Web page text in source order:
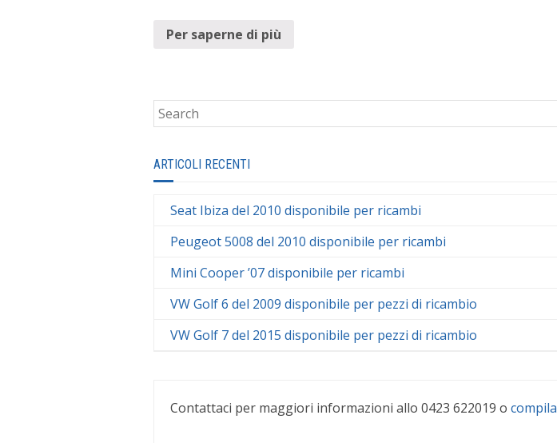
Per saperne di più
ARTICOLI RECENTI
Seat Ibiza del 2010 disponibile per ricambi
Peugeot 5008 del 2010 disponibile per ricambi
Mini Cooper ’07 disponibile per ricambi
VW Golf 6 del 2009 disponibile per pezzi di ricambio
VW Golf 7 del 2015 disponibile per pezzi di ricambio
Contattaci per maggiori informazioni allo 0423 622019 o